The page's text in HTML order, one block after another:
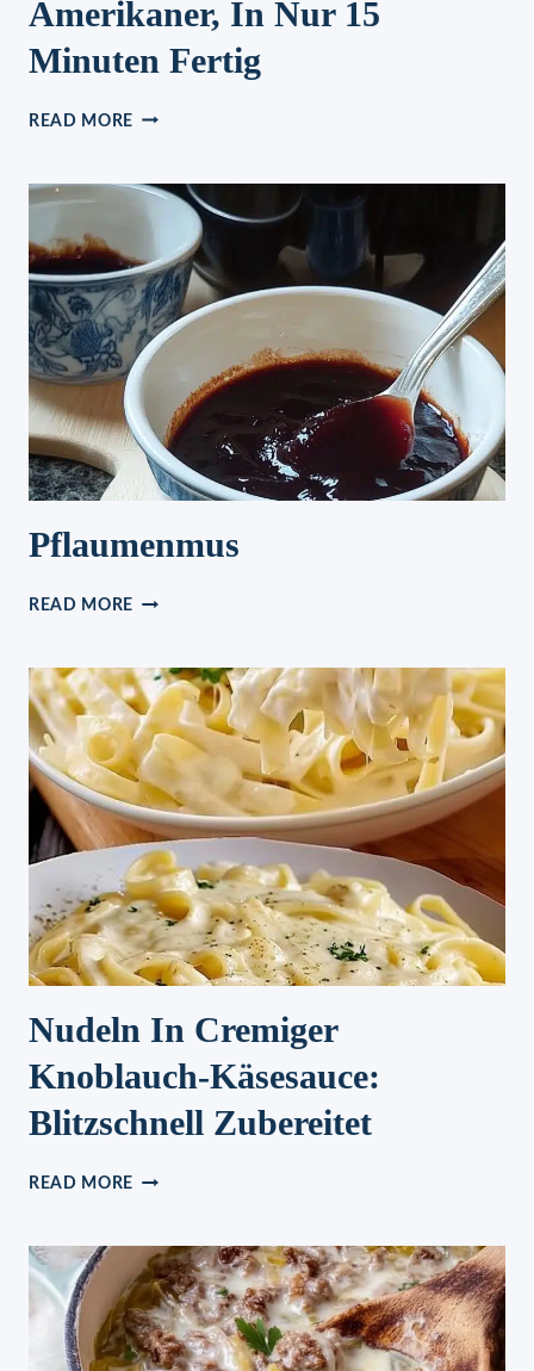
Amerikaner, In Nur 15
Minuten Fertig
READ MORE AMERIKANER,
15
MINUTEN
FERTIG
Pflaumenmus
READ MORE PFLAUMENMUS
Nudeln In Cremiger
Knoblauch-Käsesauce:
Blitzschnell Zubereitet
READ MORE NUDELN
KNOBLAUCH-
KÄSESAUCE:
BLITZSCHNELL
ZUBEREITET